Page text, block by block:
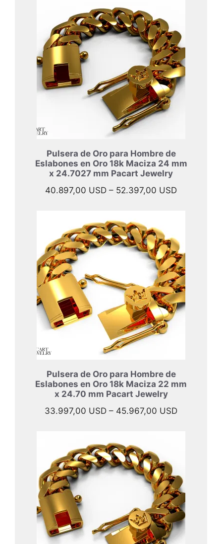
hasta
57.997,00
Pulsera de Oro para Hombre de
Eslabones en Oro 18k Maciza 24 mm
x 24.7027 mm Pacart Jewelry
40.897,00 USD – 52.397,00 USDRango
40.897,00
hasta
52.397,00
Pulsera de Oro para Hombre de
Eslabones en Oro 18k Maciza 22 mm
x 24.70 mm Pacart Jewelry
33.997,00 USD – 45.967,00 USDRango
hasta
45.967,00